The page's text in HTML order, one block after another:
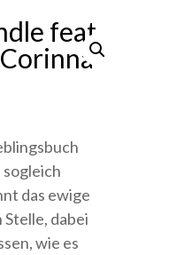
feat.
sogleich
das ewige
dabei
wie es